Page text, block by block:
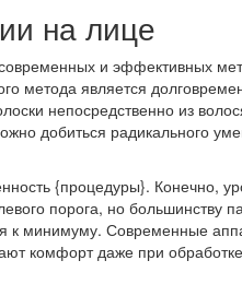
на лице
и эффективных
метода является
непосредственно из
добиться радикального
{процедуры}. Конечно,
порога, но большинству
к минимуму. Современные
комфорт даже при